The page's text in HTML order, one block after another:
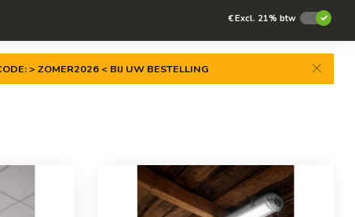
€Excl. 21% btw
> ZOMER2026 < BIJ UW BESTELLING